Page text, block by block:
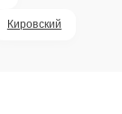
Кировский